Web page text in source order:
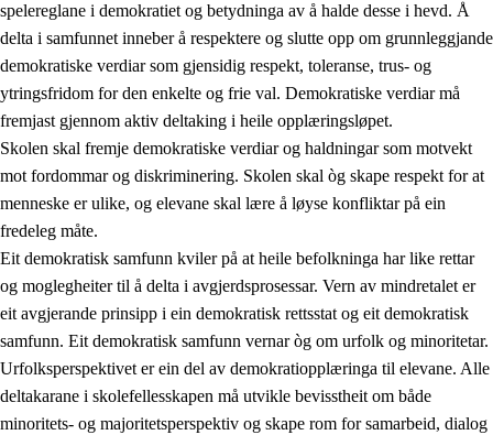
1. Verdigrunnlaget i opplæringa
1.1 Menneskeverdet
1.2 Identitet og kulturelt mangfald
1.3 Kritisk tenking og etisk bevisstheit
1.4 Skaparglede, engasjement og utforskartrong
1.5 Respekt for naturen og miljøbevisstheit
spelereglane i demokratiet og betydninga av å halde desse i hevd. Å
delta i samfunnet inneber å respektere og slutte opp om grunnleggjande
demokratiske verdiar som gjensidig respekt, toleranse, trus- og
ytringsfridom for den enkelte og frie val. Demokratiske verdiar må
fremjast gjennom aktiv deltaking i heile opplæringsløpet.
Skolen skal fremje demokratiske verdiar og haldningar som motvekt
mot fordommar og diskriminering. Skolen skal òg skape respekt for at
menneske er ulike, og elevane skal lære å løyse konfliktar på ein
fredeleg måte.
Eit demokratisk samfunn kviler på at heile befolkninga har like rettar
og moglegheiter til å delta i avgjerdsprosessar. Vern av mindretalet er
eit avgjerande prinsipp i ein demokratisk rettsstat og eit demokratisk
samfunn. Eit demokratisk samfunn vernar òg om urfolk og minoritetar.
Urfolksperspektivet er ein del av demokratiopplæringa til elevane. Alle
deltakarane i skolefellesskapen må utvikle bevisstheit om både
minoritets- og majoritetsperspektiv og skape rom for samarbeid, dialog